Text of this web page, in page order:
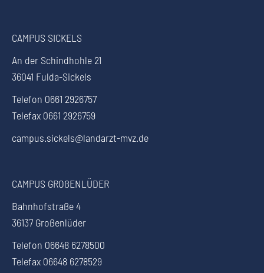
CAMPUS SICKELS
An der Schindhohle 21
36041 Fulda-Sickels
Telefon 0661 2926757
Telefax 0661 2926759
campus.sickels@landarzt-mvz.de
CAMPUS GROßENLÜDER
Bahnhofstraße 4
36137 Großenlüder
Telefon 06648 6278500
Telefax 06648 6278529